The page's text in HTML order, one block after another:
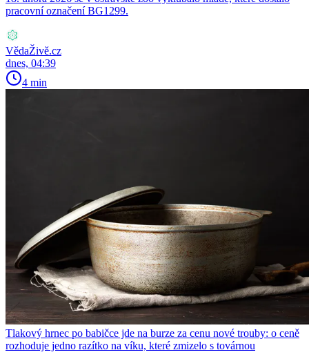
pracovní označení BG1299.
VědaŽivě.cz
dnes, 04:39
4 min
Tlakový hrnec po babičce jde na burze za cenu nové trouby: o ceně
rozhoduje jedno razítko na víku, které zmizelo s továrnou